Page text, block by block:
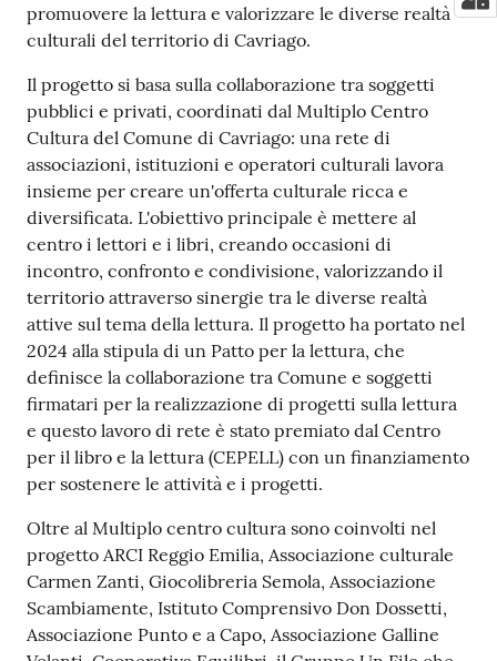
promuovere la lettura e valorizzare le diverse realtà
culturali del territorio di Cavriago.
Il progetto si basa sulla collaborazione tra soggetti
pubblici e privati, coordinati dal Multiplo Centro
Cultura del Comune di Cavriago: una rete di
associazioni, istituzioni e operatori culturali lavora
insieme per creare un'offerta culturale ricca e
diversificata. L'obiettivo principale è mettere al
centro i lettori e i libri, creando occasioni di
incontro, confronto e condivisione, valorizzando il
territorio attraverso sinergie tra le diverse realtà
attive sul tema della lettura. Il progetto ha portato nel
2024 alla stipula di un Patto per la lettura, che
definisce la collaborazione tra Comune e soggetti
firmatari per la realizzazione di progetti sulla lettura
e questo lavoro di rete è stato premiato dal Centro
per il libro e la lettura (CEPELL) con un finanziamento
per sostenere le attività e i progetti.
Oltre al Multiplo centro cultura sono coinvolti nel
progetto ARCI Reggio Emilia, Associazione culturale
Carmen Zanti, Giocolibreria Semola, Associazione
Scambiamente, Istituto Comprensivo Don Dossetti,
Associazione Punto e a Capo, Associazione Galline